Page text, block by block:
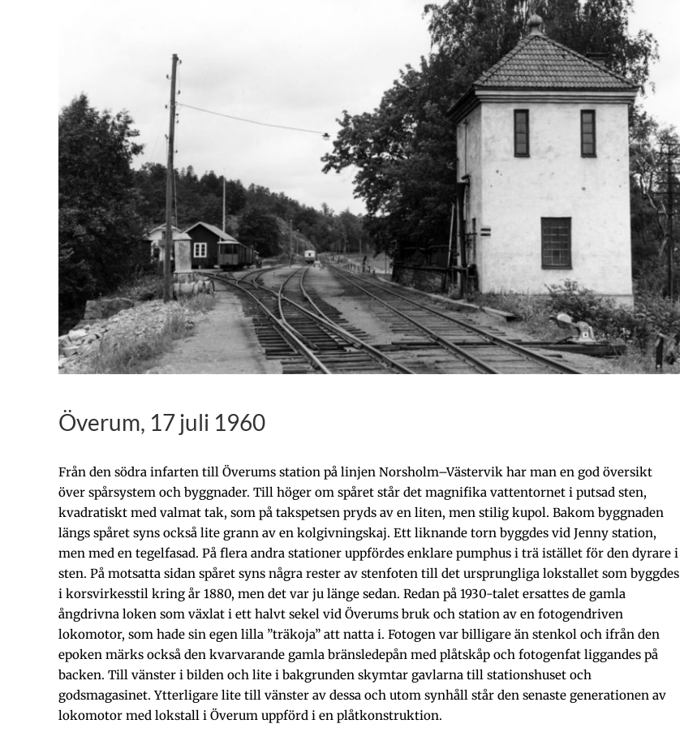
Överum, 17 juli 1960
Från den södra infarten till Överums station på linjen Norsholm–Västervik har man en god översikt
över spårsystem och byggnader. Till höger om spåret står det magnifika vattentornet i putsad sten,
kvadratiskt med valmat tak, som på takspetsen pryds av en liten, men stilig kupol. Bakom byggnaden
längs spåret syns också lite grann av en kolgivningskaj. Ett liknande torn byggdes vid Jenny station,
men med en tegelfasad. På flera andra stationer uppfördes enklare pumphus i trä istället för den dyrare i
sten. På motsatta sidan spåret syns några rester av stenfoten till det ursprungliga lokstallet som byggdes
i korsvirkesstil kring år 1880, men det var ju länge sedan. Redan på 1930-talet ersattes de gamla
ångdrivna loken som växlat i ett halvt sekel vid Överums bruk och station av en fotogendriven
lokomotor, som hade sin egen lilla ”träkoja” att natta i. Fotogen var billigare än stenkol och ifrån den
epoken märks också den kvarvarande gamla bränsledepån med plåtskåp och fotogenfat liggandes på
backen. Till vänster i bilden och lite i bakgrunden skymtar gavlarna till stationshuset och
godsmagasinet. Ytterligare lite till vänster av dessa och utom synhåll står den senaste generationen av
lokomotor med lokstall i Överum uppförd i en plåtkonstruktion.